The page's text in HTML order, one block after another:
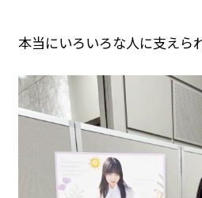
本当にいろいろな人に支えら